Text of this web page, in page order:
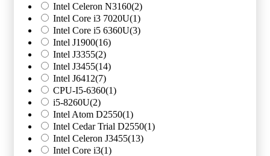
Intel Celeron N3160(2)
Intel Core i3 7020U(1)
Intel Core i5 6360U(3)
Intel J1900(16)
Intel J3355(2)
Intel J3455(14)
Intel J6412(7)
CPU-I5-6360(1)
i5-8260U(2)
Intel Atom D2550(1)
Intel Cedar Trial D2550(1)
Intel Celeron J3455(13)
Intel Core i3(1)